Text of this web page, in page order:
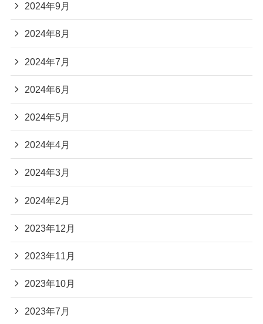
2024年9月
2024年8月
2024年7月
2024年6月
2024年5月
2024年4月
2024年3月
2024年2月
2023年12月
2023年11月
2023年10月
2023年7月